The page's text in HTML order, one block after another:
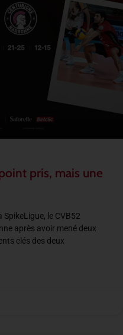
pris, mais une
le CVB52
après avoir mené deux
clés des deux